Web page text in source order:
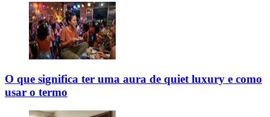
O que significa ter uma aura de quiet luxury e como
usar o termo